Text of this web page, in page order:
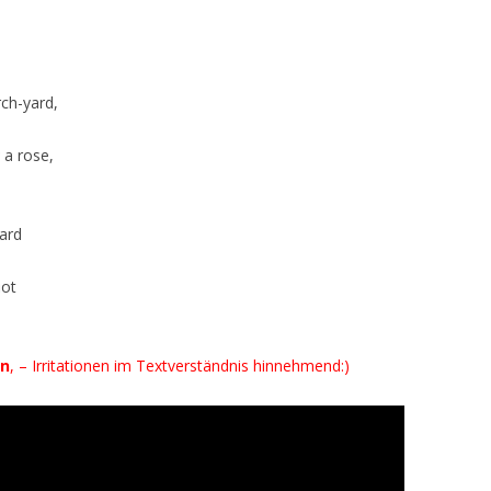
yard,
rose,
, – Irritationen im Textverständnis hinnehmend:)